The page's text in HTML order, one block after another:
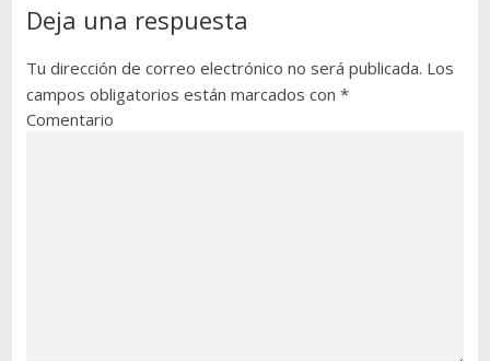
Deja una respuesta
Tu dirección de correo electrónico no será publicada. Los
campos obligatorios están marcados con *
Comentario